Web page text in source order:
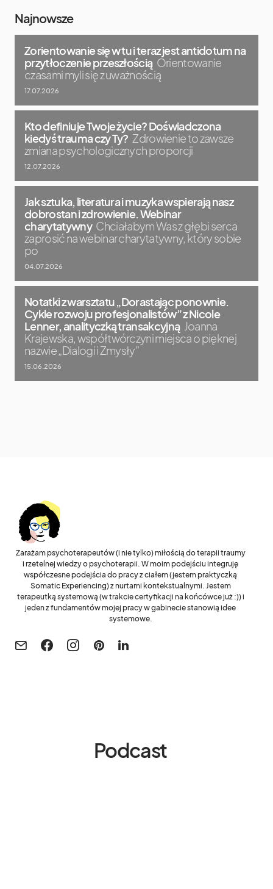
Najnowsze
Zorientowanie się w tu i teraz jest antidotum na
przytłoczenie przeszłością Orientowanie
czasami myli się z uważnością
17.07.2026
Kto definiuje Twoje życie? Doświadczona
kiedyś trauma czy Ty? Zdrowienie to zawsze
zmiana psychologicznych proporcji
12.07.2026
Jak sztuka, literatura i muzyka wspierają nasz
dobrostan i zdrowienie. Webinar
charytatywny Chciałabym Was z głębi serca
zaprosić na webinar charytatywny, który sobie
po
04.07.2026
Notatki z warsztatu „Dorastając ponownie.
Cykle rozwoju profesjonalistów” z Nicole
Lenner, analityczką transakcyjną Joanna
Krajewska, współtwórczyni miejsca o pięknej
nazwie „Dialogi i Zmysły”
15.06.2026
Zarażam psychoterapeutów (i nie tylko) miłością do terapii traumy
i rzetelnej wiedzy o psychoterapii. W moim podejściu integruję
współczesne podejścia do pracy z ciałem (jestem praktyczką
Somatic Experiencing) z nurtami kontekstualnymi. Jestem
terapeutką systemową (w trakcie certyfikacji na końcówce już :)) i
jeden z fundamentów mojej pracy w gabinecie stanowią idee
systemowe.
Podcast